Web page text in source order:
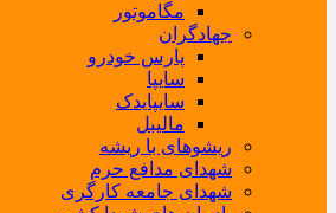
مگاموتور
جهادگران
پارس خودرو
سایپا
سایپایدک
مالیبل
ریشوهای با ریشه
شهدای مدافع حرم
شهدای جامعه کارگری